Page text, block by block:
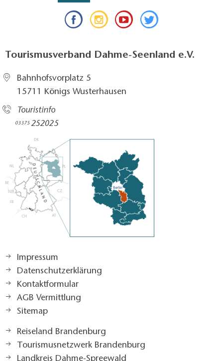
Tourismusverband Dahme-Seenland e.V.
Bahnhofsvorplatz 5​
15711 Königs Wusterhausen
Touristinfo
03375252025​
Impressum
Datenschutzerklärung
Kontaktformular
AGB Vermittlung
Sitemap
Reiseland Brandenburg
Tourismusnetzwerk Brandenburg
Landkreis Dahme-Spreewald